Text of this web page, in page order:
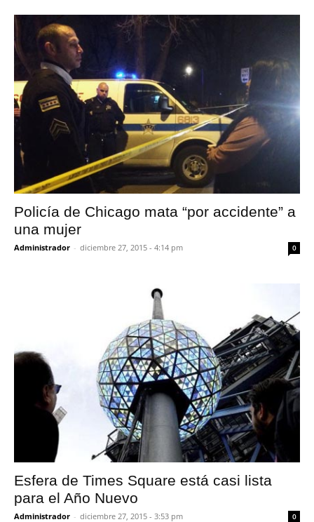
Policía de Chicago mata “por accidente” a
una mujer
Administrador - diciembre 27, 2015 - 4:14 pm 0
Esfera de Times Square está casi lista
para el Año Nuevo
Administrador - diciembre 27, 2015 - 3:53 pm 0